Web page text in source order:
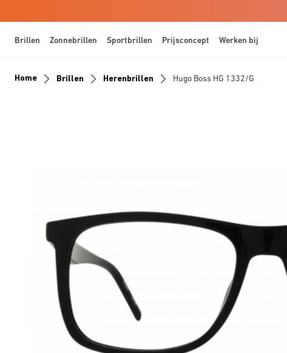
Brillen Zonnebrillen Sportbrillen Prijsconcept Werken bij
Home Brillen Herenbrillen Hugo Boss HG 1332/G